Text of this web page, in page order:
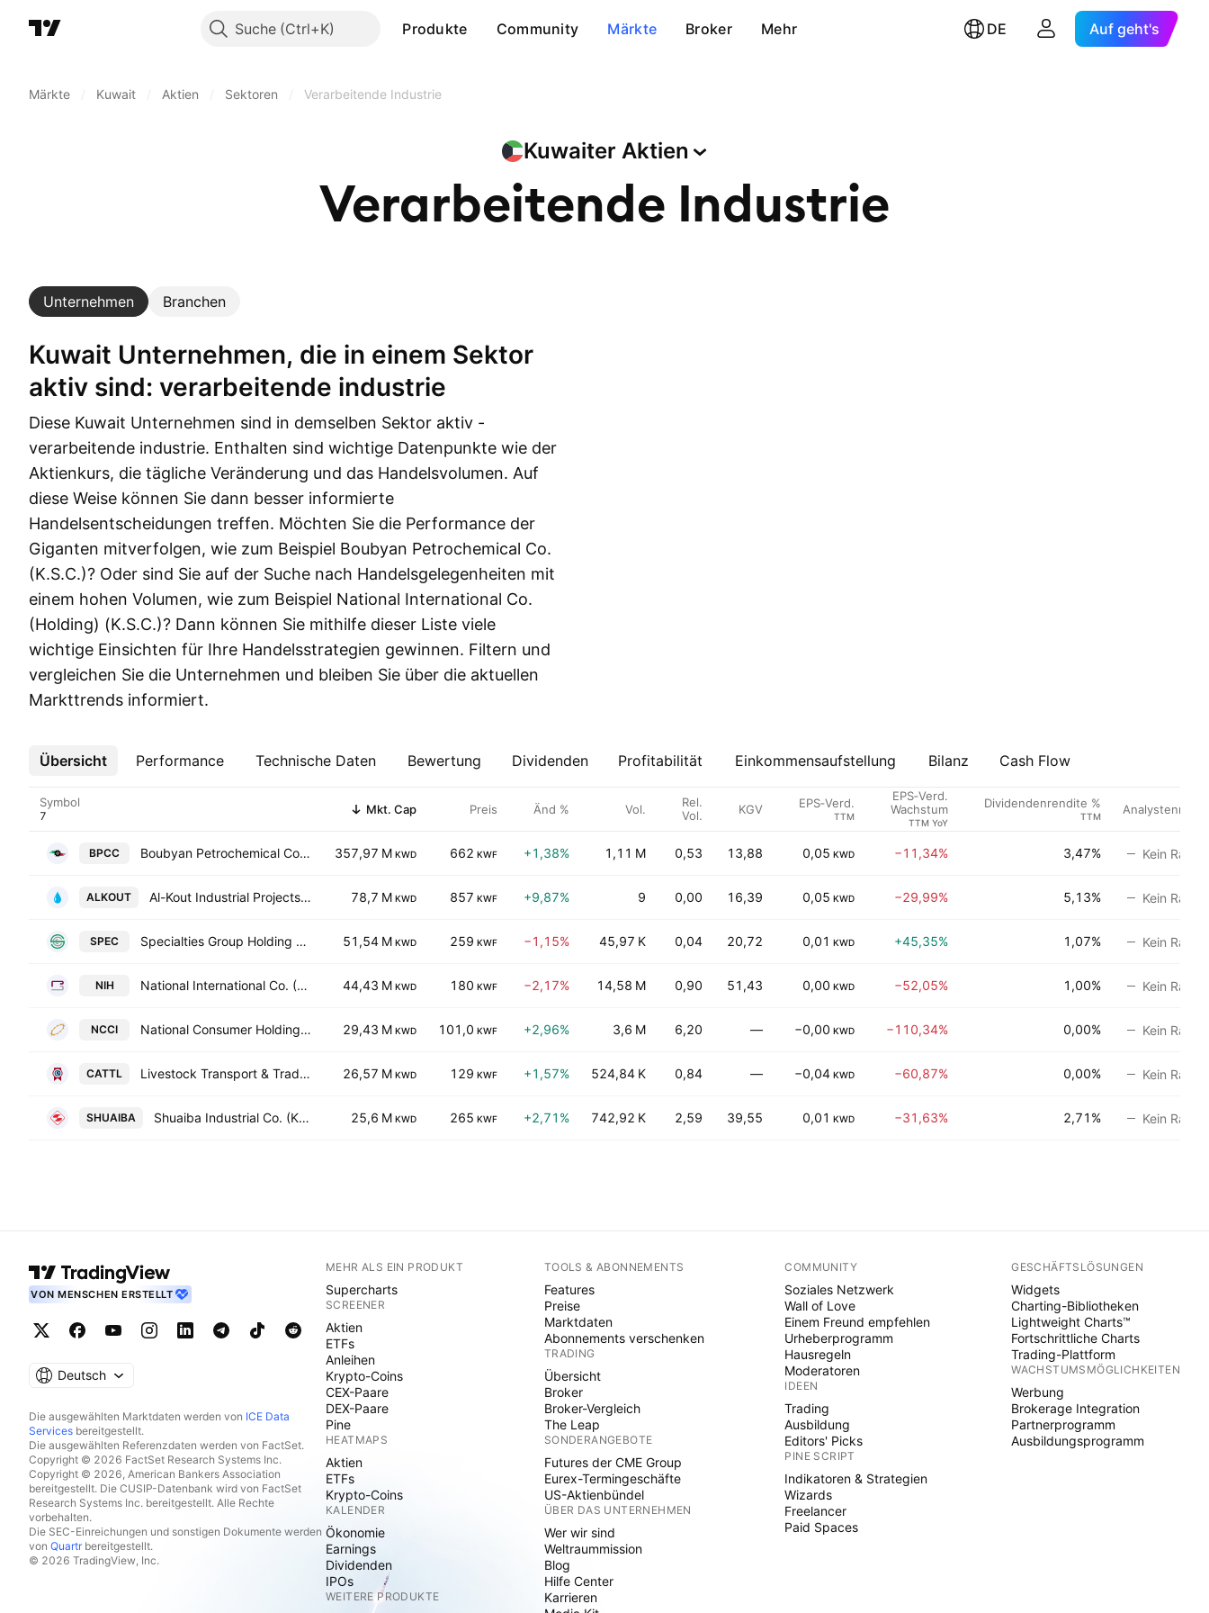
Suche Produkte Community Märkte Broker Mehr DE Auf geht's
Märkte Kuwait Aktien Sektoren Verarbeitende Industrie
Kuwaiter Aktien
Verarbeitende Industrie
Unternehmen Branchen
Kuwait Unternehmen, die in einem Sektor
aktiv sind: verarbeitende industrie
Diese Kuwait Unternehmen sind in demselben Sektor aktiv -
verarbeitende industrie. Enthalten sind wichtige Datenpunkte wie der
Aktienkurs, die tägliche Veränderung und das Handelsvolumen. Auf
diese Weise können Sie dann besser informierte
Handelsentscheidungen treffen. Möchten Sie die Performance der
Giganten mitverfolgen, wie zum Beispiel Boubyan Petrochemical Co.
(K.S.C.)? Oder sind Sie auf der Suche nach Handelsgelegenheiten mit
einem hohen Volumen, wie zum Beispiel National International Co.
(Holding) (K.S.C.)? Dann können Sie mithilfe dieser Liste viele
wichtige Einsichten für Ihre Handelsstrategien gewinnen. Filtern und
vergleichen Sie die Unternehmen und bleiben Sie über die aktuellen
Markttrends informiert.
Übersicht Performance Technische Daten Bewertung Dividenden Profitabilität Einkommensaufstellung Bilanz Cash Flow
Mehr
Symbol Mkt. Cap Preis Änd % Vol.
Rel.
Vol.
KGV EPS‑Verd.
TTM
EPS‑Verd.
Wachstum
TTM YoY
Dividendenrendite %
TTM
BPCC Boubyan Petrochemical Co. (K.S.C.) 357,97 M KWD 662 KWF +1,38% 1,11 M 0,53 13,88 0,05 KWD −11,34% 3,47% Kein Rating
ALKOUT Al-Kout Industrial Projects Co. KSC 78,7 M KWD 857 KWF +9,87% 9 0,00 16,39 0,05 KWD −29,99% 5,13% Kein Rating
SPEC Specialties Group Holding Company K.S.C. (Closed) 51,54 M KWD 259 KWF −1,15% 45,97 K 0,04 20,72 0,01 KWD +45,35% 1,07% Kein Rating
NIH National International Co. (Holding) (K.S.C.) 44,43 M KWD 180 KWF −2,17% 14,58 M 0,90 51,43 0,00 KWD −52,05% 1,00% Kein Rating
NCCI National Consumer Holding Company 29,43 M KWD 101,0 KWF +2,96% 3,6 M 6,20 — −0,00 KWD −110,34% 0,00% Kein Rating
CATTL Livestock Transport & Trading Co. KSC 26,57 M KWD 129 KWF +1,57% 524,84 K 0,84 — −0,04 KWD −60,87% 0,00% Kein Rating
SHUAIBA Shuaiba Industrial Co. (K.S.C) 25,6 M KWD 265 KWF +2,71% 742,92 K 2,59 39,55 0,01 KWD −31,63% 2,71% Kein Rating
VON MENSCHEN ERSTELLT
Deutsch
Die ausgewählten Marktdaten werden von ICE Data
Services bereitgestellt.
Die ausgewählten Referenzdaten werden von FactSet.
Copyright © 2026 FactSet Research Systems Inc.
Copyright © 2026, American Bankers Association
bereitgestellt. Die CUSIP-Datenbank wird von FactSet
Research Systems Inc. bereitgestellt. Alle Rechte
vorbehalten.
Die SEC-Einreichungen und sonstigen Dokumente werden
von Quartrbereitgestellt.
© 2026 TradingView, Inc.
MEHR ALS EIN PRODUKT
Supercharts
SCREENER
Aktien
ETFs
Anleihen
Krypto-Coins
CEX-Paare
DEX-Paare
Pine
HEATMAPS
Aktien
ETFs
Krypto-Coins
KALENDER
Ökonomie
Earnings
Dividenden
IPOs
WEITERE PRODUKTE
TOOLS & ABONNEMENTS
Features
Preise
Marktdaten
Abonnements verschenken
TRADING
Übersicht
Broker
Broker-Vergleich
The Leap
SONDERANGEBOTE
Futures der CME Group
Eurex-Termingeschäfte
US-Aktienbündel
ÜBER DAS UNTERNEHMEN
Wer wir sind
Weltraummission
Blog
Hilfe Center
Karrieren
COMMUNITY
Soziales Netzwerk
Wall of Love
Einem Freund empfehlen
Urheberprogramm
Hausregeln
Moderatoren
IDEEN
Trading
Ausbildung
Editors' Picks
PINE SCRIPT
Indikatoren & Strategien
Wizards
Freelancer
Paid Spaces
GESCHÄFTSLÖSUNGEN
Widgets
Charting-Bibliotheken
Lightweight Charts™
Fortschrittliche Charts
Trading-Plattform
WACHSTUMSMÖGLICHKEITEN
Werbung
Brokerage Integration
Partnerprogramm
Ausbildungsprogramm